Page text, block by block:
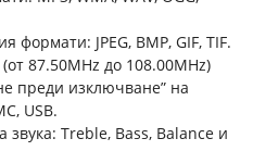
JPEG, BMP, GIF, TIF.
87.50MHz до 108.00MHz)
преди изключване” на
USB.
звука: Тreble, Вass, Вalance и